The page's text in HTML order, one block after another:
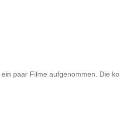
ein paar Filme aufgenommen. Die